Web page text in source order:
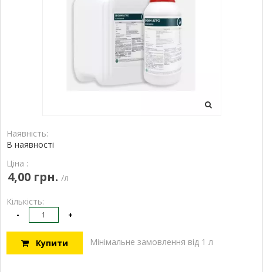
Наявність:
В наявності
Ціна :
4,00 грн. /л
Кількість:
- +
Купити Мінімальне замовлення від 1 л